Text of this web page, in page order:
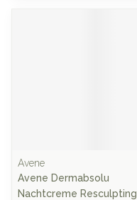
Avene
Avene Dermabsolu
Nachtcreme Resculpting